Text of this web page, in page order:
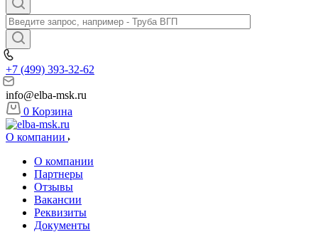
+7 (499) 393-32-62
info@elba-msk.ru
0 Корзина
О компании
О компании
Партнеры
Отзывы
Вакансии
Реквизиты
Документы